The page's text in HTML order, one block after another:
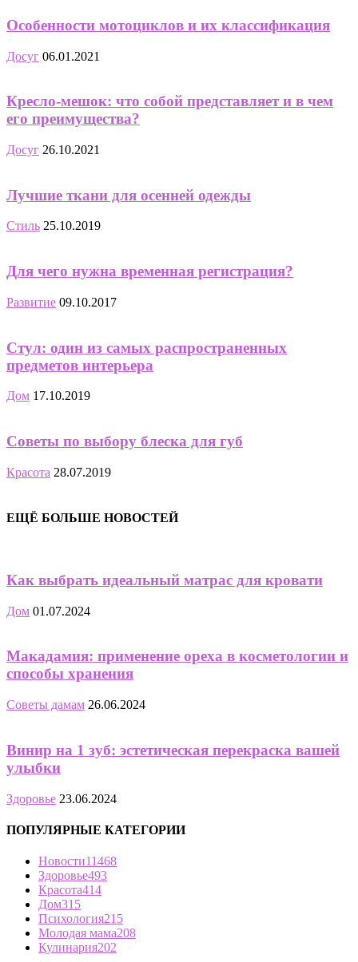
Особенности мотоциклов и их классификация
Досуг 06.01.2021
Кресло-мешок: что собой представляет и в чем
его преимущества?
Досуг 26.10.2021
Лучшие ткани для осенней одежды
Стиль 25.10.2019
Для чего нужна временная регистрация?
Развитие 09.10.2017
Стул: один из самых распространенных
предметов интерьера
Дом 17.10.2019
Советы по выбору блеска для губ
Красота 28.07.2019
ЕЩЁ БОЛЬШЕ НОВОСТЕЙ
Как выбрать идеальный матрас для кровати
Дом 01.07.2024
Макадамия: применение ореха в косметологии и
способы хранения
Советы дамам 26.06.2024
Винир на 1 зуб: эстетическая перекраска вашей
улыбки
Здоровье 23.06.2024
ПОПУЛЯРНЫЕ КАТЕГОРИИ
Новости11468
Здоровье493
Красота414
Дом315
Психология215
Молодая мама208
Кулинария202